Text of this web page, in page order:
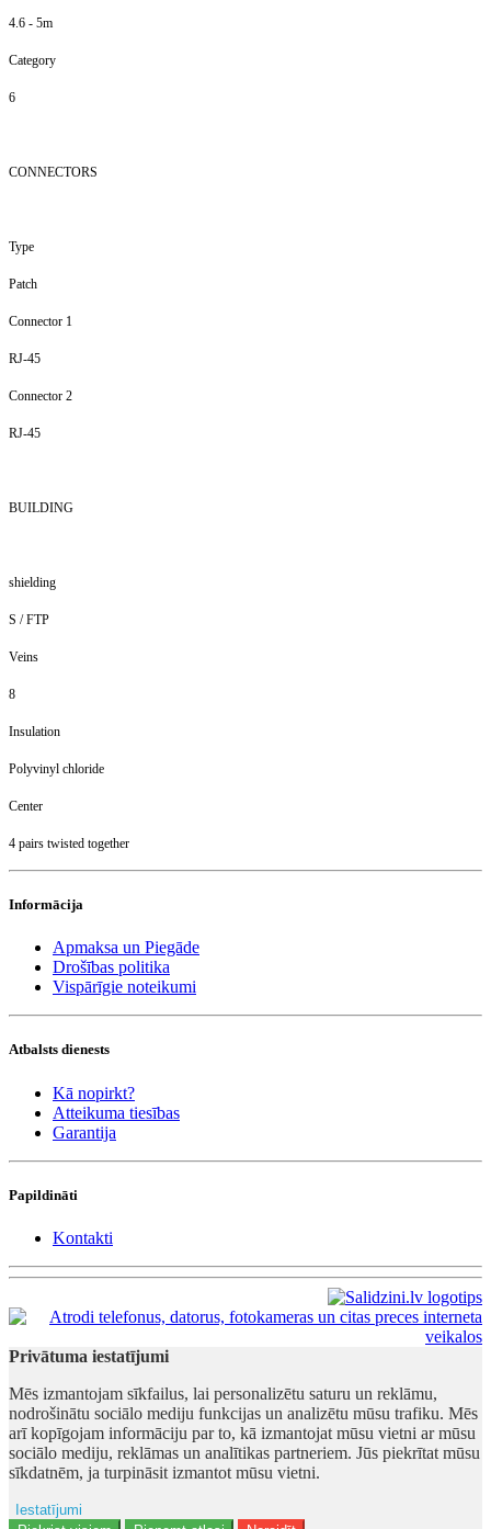
4.6 - 5m
Category
6
CONNECTORS
Type
Patch
Connector 1
RJ-45
Connector 2
RJ-45
BUILDING
shielding
S / FTP
Veins
8
Insulation
Polyvinyl chloride
Center
4 pairs twisted together
Informācija
Apmaksa un Piegāde
Drošības politika
Vispārīgie noteikumi
Atbalsts dienests
Kā nopirkt?
Atteikuma tiesības
Garantija
Papildināti
Kontakti
Privātuma iestatījumi
Mēs izmantojam sīkfailus, lai personalizētu saturu un reklāmu,
nodrošinātu sociālo mediju funkcijas un analizētu mūsu trafiku. Mēs
arī kopīgojam informāciju par to, kā izmantojat mūsu vietni ar mūsu
sociālo mediju, reklāmas un analītikas partneriem. Jūs piekrītat mūsu
sīkdatnēm, ja turpināsit izmantot mūsu vietni.
Iestatījumi